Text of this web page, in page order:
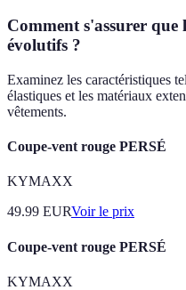
Comment s'assurer que
évolutifs ?
Examinez les caractéristiques
élastiques et les matériaux
vêtements.
Coupe-vent rouge PERSÉ
KYMAXX
49.99 EURVoir le prix
Coupe-vent rouge PERSÉ
KYMAXX